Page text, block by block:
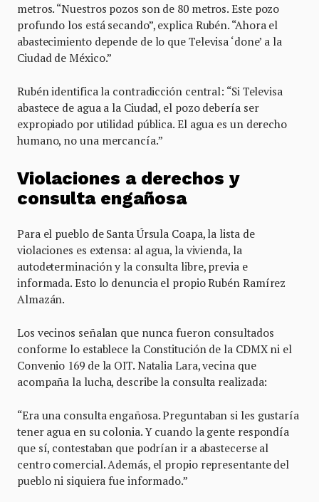
metros. “Nuestros pozos son de 80 metros. Este pozo
profundo los está secando”, explica Rubén. “Ahora el
abastecimiento depende de lo que Televisa ‘done’ a la
Ciudad de México.”
Rubén identifica la contradicción central: “Si Televisa
abastece de agua a la Ciudad, el pozo debería ser
expropiado por utilidad pública. El agua es un derecho
humano, no una mercancía.”
Violaciones a derechos y
consulta engañosa
Para el pueblo de Santa Úrsula Coapa, la lista de
violaciones es extensa: al agua, la vivienda, la
autodeterminación y la consulta libre, previa e
informada. Esto lo denuncia el propio Rubén Ramírez
Almazán.
Los vecinos señalan que nunca fueron consultados
conforme lo establece la Constitución de la CDMX ni el
Convenio 169 de la OIT. Natalia Lara, vecina que
acompaña la lucha, describe la consulta realizada:
“Era una consulta engañosa. Preguntaban si les gustaría
tener agua en su colonia. Y cuando la gente respondía
que sí, contestaban que podrían ir a abastecerse al
centro comercial. Además, el propio representante del
pueblo ni siquiera fue informado.”